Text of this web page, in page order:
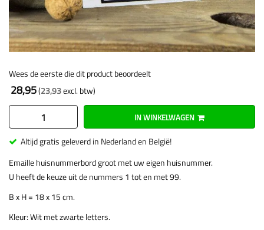
Wees de eerste die dit product beoordeelt
28,95 23,93
IN WINKELWAGEN
Altijd gratis geleverd in Nederland en België!
Emaille huisnummerbord groot met uw eigen huisnummer.
U heeft de keuze uit de nummers 1 tot en met 99.
B x H = 18 x 15 cm.
Kleur: Wit met zwarte letters.